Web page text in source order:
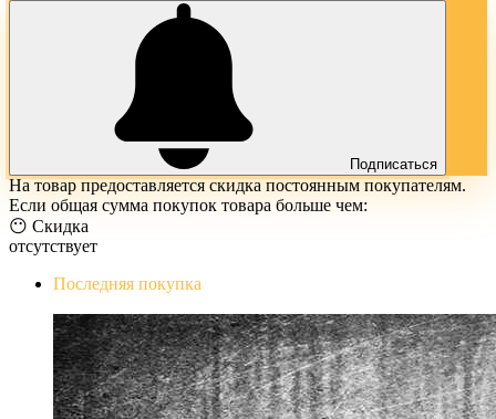
Подписаться
На товар предоставляется скидка постоянным покупателям.
Если общая сумма покупок товара больше чем:
😶 Скидка
отсутствует
Последняя покупка